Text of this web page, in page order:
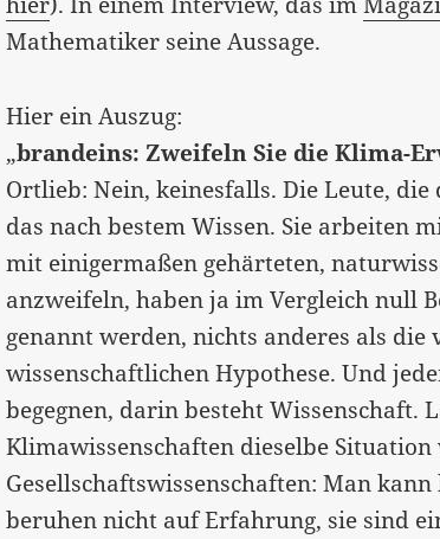
Mathematiker seine Aussage.
Hier ein Auszug:
„brandeins: Zweifeln Sie die Klima-
Ortlieb: Nein, keinesfalls. Die Leute,
das nach bestem Wissen. Sie arbeiten
mit einigermaßen gehärteten,
anzweifeln, haben ja im Vergleich null
genannt werden, nichts anderes als
wissenschaftlichen Hypothese. Und
begegnen, darin besteht Wissenschaft.
Klimawissenschaften dieselbe
Gesellschaftswissenschaften: Man
beruhen nicht auf Erfahrung, sie sind